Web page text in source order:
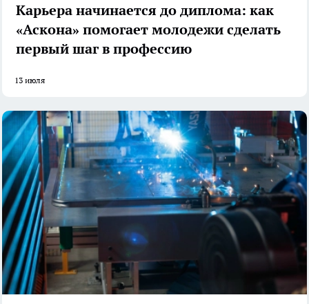
Карьера начинается до диплома: как
«Аскона» помогает молодежи сделать
первый шаг в профессию
13 июля